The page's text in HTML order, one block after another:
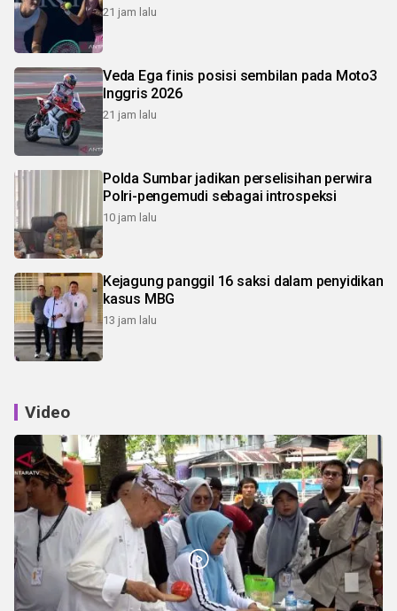
21 jam lalu
Veda Ega finis posisi sembilan pada Moto3
Inggris 2026
21 jam lalu
Polda Sumbar jadikan perselisihan perwira
Polri-pengemudi sebagai introspeksi
10 jam lalu
Kejagung panggil 16 saksi dalam penyidikan
kasus MBG
13 jam lalu
Video